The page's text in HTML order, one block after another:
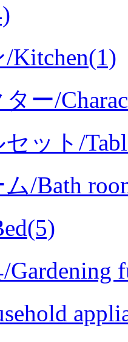
Kitchen(1)
ー/
ット/
/Bath
Gardening